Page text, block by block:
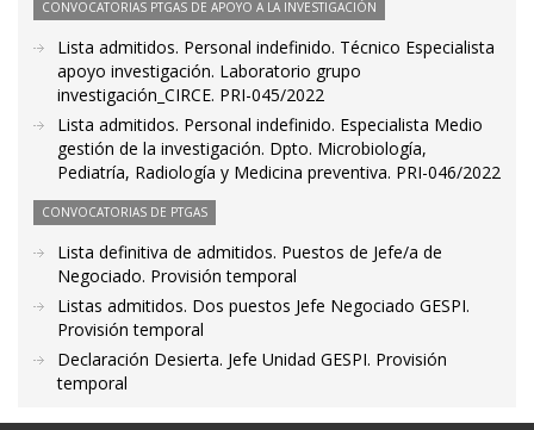
CONVOCATORIAS PTGAS DE APOYO A LA INVESTIGACIÓN
Lista admitidos. Personal indefinido. Técnico Especialista
apoyo investigación. Laboratorio grupo
investigación_CIRCE. PRI-045/2022
Lista admitidos. Personal indefinido. Especialista Medio
gestión de la investigación. Dpto. Microbiología,
Pediatría, Radiología y Medicina preventiva. PRI-046/2022
CONVOCATORIAS DE PTGAS
Lista definitiva de admitidos. Puestos de Jefe/a de
Negociado. Provisión temporal
Listas admitidos. Dos puestos Jefe Negociado GESPI.
Provisión temporal
Declaración Desierta. Jefe Unidad GESPI. Provisión
temporal